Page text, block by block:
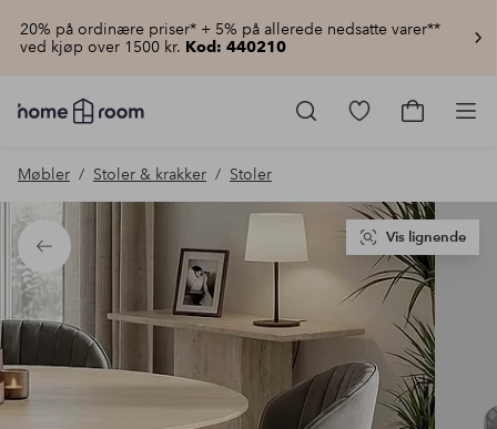
20% på ordinære priser* + 5% på allerede nedsatte varer**
ved kjøp over 1500 kr. Kod: 440210
Homeroom
–
hjemmet
lav
pris
Gå
Gå
Møbler Stoler & krakker Stoler
Tilbake
Vis lignende